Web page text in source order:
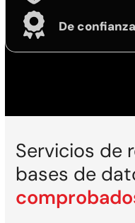
De
Servicios de
bases de